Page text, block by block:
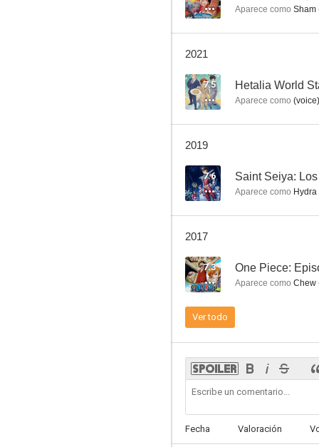
Aparece como Sham
2021
7.5 Hetalia World
Aparece como (voice)
2019
7.6 Saint Seiya:
Aparece como
2017
7.3 One Piece:
Aparece como Chew
Ver todo
Fecha Valoración